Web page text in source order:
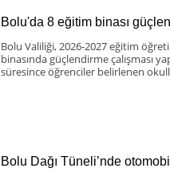
Bolu'da 8 eğitim binası
Bolu Valiliği, 2026-2027 eğitim
binasında güçlendirme çalışması
süresince öğrenciler belirlenen
Bolu Dağı Tüneli’nde